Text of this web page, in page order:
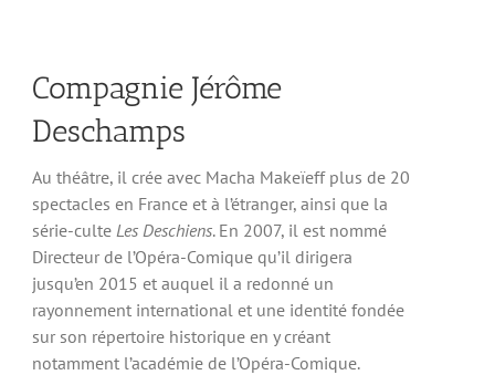
Compagnie Jérôme
Deschamps
Au théâtre, il crée avec Macha Makeïeff plus de 20
spectacles en France et à l’étranger, ainsi que la
série-culteLes Deschiens. En 2007, il est nommé
Directeur de l’Opéra-Comique qu’il dirigera
jusqu’en 2015 et auquel il a redonné un
rayonnement international et une identité fondée
sur son répertoire historique en y créant
notamment l’académie de l’Opéra-Comique.